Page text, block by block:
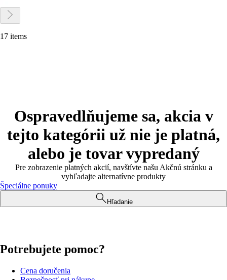
17 items
Ospravedlňujeme sa, akcia v
tejto kategórii už nie je platná,
alebo je tovar vypredaný
Pre zobrazenie platných akcií, navštívte našu Akčnú stránku a
vyhľadajte alternatívne produkty
Špeciálne ponuky
Hľadanie
Potrebujete pomoc?
Cena doručenia